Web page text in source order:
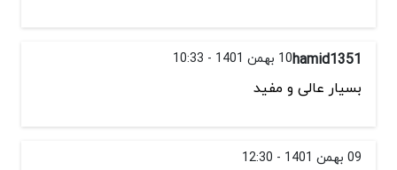
hamid135110 بهمن 1401 - 10:33
بسیار عالی و مفید
09 بهمن 1401 - 12:30